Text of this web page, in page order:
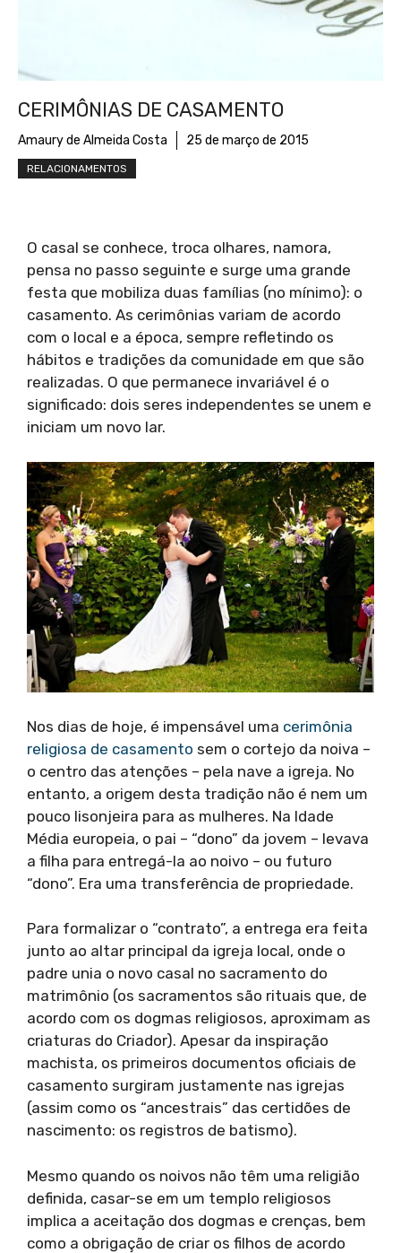
CERIMÔNIAS DE CASAMENTO
Amaury de Almeida Costa 25 de março de 2015
RELACIONAMENTOS
O casal se conhece, troca olhares, namora,
pensa no passo seguinte e surge uma grande
festa que mobiliza duas famílias (no mínimo): o
casamento. As cerimônias variam de acordo
com o local e a época, sempre refletindo os
hábitos e tradições da comunidade em que são
realizadas. O que permanece invariável é o
significado: dois seres independentes se unem e
iniciam um novo lar.
Nos dias de hoje, é impensável uma cerimônia
religiosa de casamento sem o cortejo da noiva –
o centro das atenções – pela nave a igreja. No
entanto, a origem desta tradição não é nem um
pouco lisonjeira para as mulheres. Na Idade
Média europeia, o pai – “dono” da jovem – levava
a filha para entregá-la ao noivo – ou futuro
“dono”. Era uma transferência de propriedade.
Para formalizar o “contrato”, a entrega era feita
junto ao altar principal da igreja local, onde o
padre unia o novo casal no sacramento do
matrimônio (os sacramentos são rituais que, de
acordo com os dogmas religiosos, aproximam as
criaturas do Criador). Apesar da inspiração
machista, os primeiros documentos oficiais de
casamento surgiram justamente nas igrejas
(assim como os “ancestrais” das certidões de
nascimento: os registros de batismo).
Mesmo quando os noivos não têm uma religião
definida, casar-se em um templo religiosos
implica a aceitação dos dogmas e crenças, bem
como a obrigação de criar os filhos de acordo